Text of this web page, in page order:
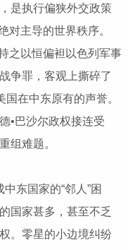
是执行偏狭外交政策
对主导的世界秩序。
之以恒偏袒以色列军事
争罪，客观上撕碎了
国在中东原有的声誉。
•巴沙尔政权接连受
组难题。
东国家的“邻人”困
国家甚多，甚至不乏
。零星的小边境纠纷